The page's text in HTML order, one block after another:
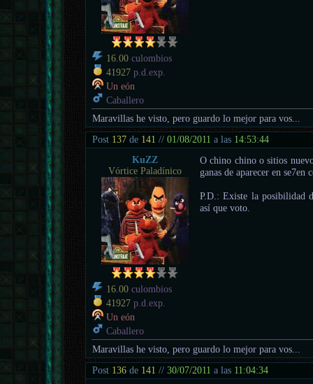
16.00 culombios
41927 p.d.exp.
Un eón
Caballero
Maravillas he visto, pero guardo lo mejor para vos...
Post 137 de 141 //01/08/2011 a las 14:53:44
KuZZ
Vórtice Paladínico
16.00 culombios
41927 p.d.exp.
Un eón
Caballero
O chino chino o sitios
ganas de aparecer en
P.D.: Existe la posibilidad
así que voto.
Maravillas he visto, pero guardo lo mejor para vos...
Post 136 de 141 //30/07/2011 a las 11:04:34